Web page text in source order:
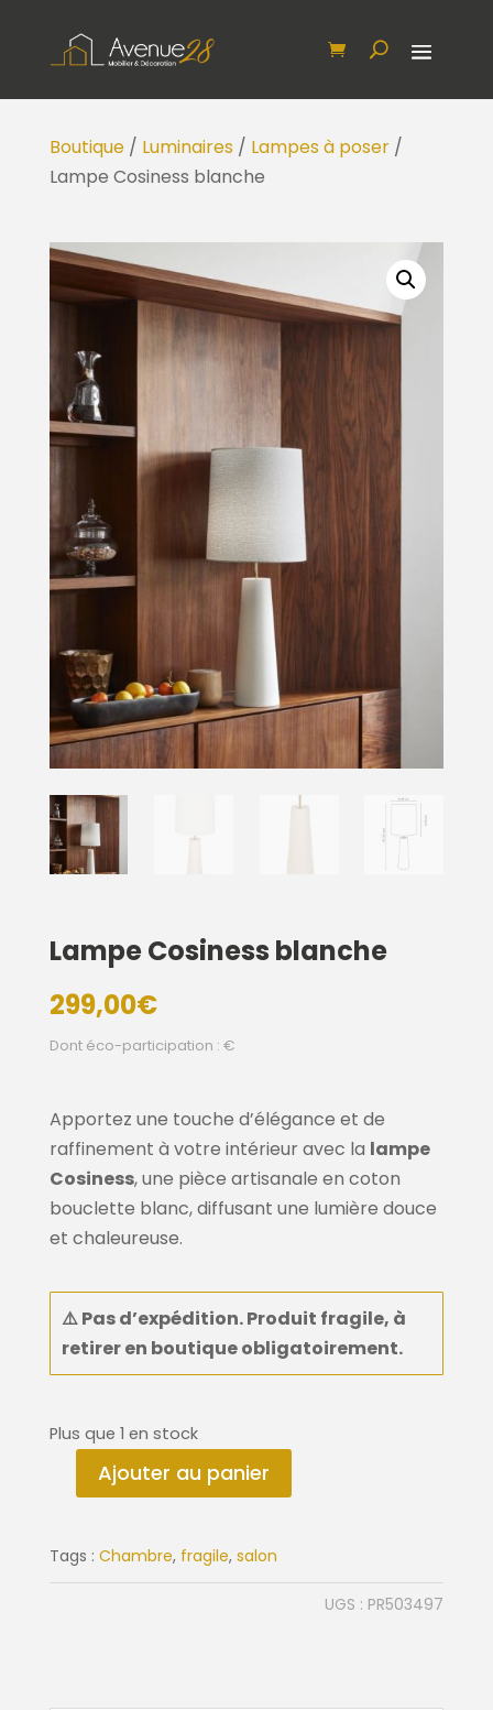
Boutique/ Luminaires/ Lampes à poser/
Lampe Cosiness blanche
Lampe Cosiness blanche
299,00€
Dont éco-participation : €
Apportez une touche d’élégance et de
raffinement à votre intérieur avec la lampe
Cosiness, une pièce artisanale en coton
bouclette blanc, diffusant une lumière douce
et chaleureuse.
⚠️Pas d’expédition. Produit fragile, à
retirer en boutiqueobligatoirement.
Plus que 1 en stock
quantité
Lampe
Cosiness
Ajouter au panier
Tags : Chambre, fragile, salon
UGS : PR503497